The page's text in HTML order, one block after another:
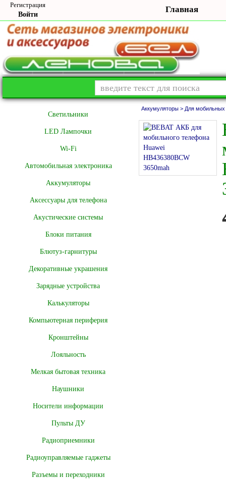
Регистрация
Войти
Главная
Cветильники
LED Лампочки
Wi-Fi
Автомобильная электроника
Аккумуляторы
Аксессуары для телефона
Акустические системы
Блоки питания
Блютуз-гарнитуры
Декоративные украшения
Зарядные устройства
Калькуляторы
Компьютерная периферия
Кронштейны
Лояльность
Мелкая бытовая техника
Наушники
Носители информации
Пульты ДУ
Радиоприемники
Радиоуправляемые гаджеты
Разъемы и переходники
Аккумуляторы > Для